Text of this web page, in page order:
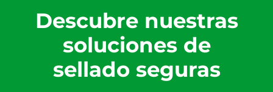
Descubre nuestras
soluciones de
sellado seguras